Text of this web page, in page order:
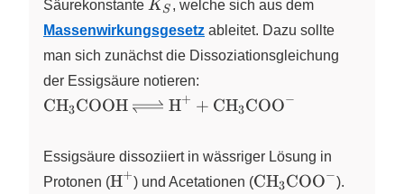
Säurekonstante KS , welche sich aus dem
Massenwirkungsgesetz ableitet. Dazu sollte
man sich zunächst die Dissoziationsgleichung
der Essigsäure notieren:
\ce{CH3COOH
CHX
3COOH HX
+ + CHX
3COO−
Essigsäure dissoziiert in wässriger Lösung in
Protonen (\ce{H+}
H X
+) und Acetationen (\ce{CH3COO-}
CHX
3COO X
−).